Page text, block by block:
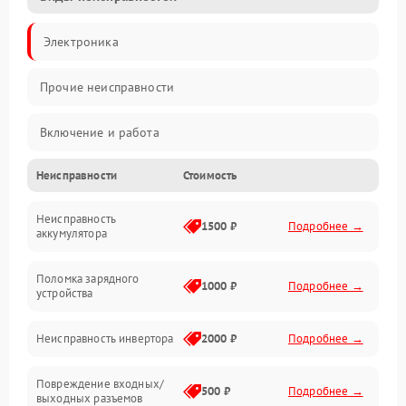
Электроника
Прочие неисправности
Включение и работа
Работа с нагрузкой
Звук и индикация
Неисправности Стоимость
Неисправность
аккумулятора
1500 ₽ Подробнее →
Поломка зарядного
устройства
1000 ₽ Подробнее →
Неисправность инвертора 2000 ₽ Подробнее →
Повреждение входных/
выходных разъемов
500 ₽ Подробнее →